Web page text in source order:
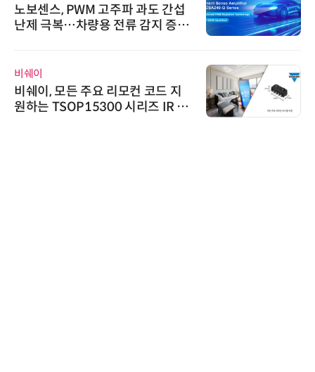
노보센스, PWM 고주파 과도 간섭
난제 극복…차량용 전류 감지 증폭
비쉐이
비쉐이, 모든 주요 리모컨 코드 지
원하는 TSOP15300 시리즈 IR 수